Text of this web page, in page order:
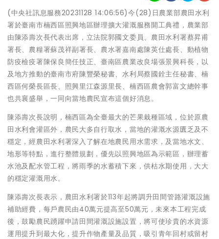
(中央社訊息服務20231128 14:06:56)今(28)日農業部農田水利
署於臺南市楠西區照興地區辦理擴大灌溉服務開工典禮，農業部
由陳添壽次長代表出席，立法院郭國文委員、農田水利署蔡昇甫
署長、農糧署蘇茂祥副署長、農水署嘉南處陳英仕處長、動植物
防疫檢疫署陳保良簡任技正、臺南區農業改良場張景興科長，以
及地方推動的臺南市府陳豐榮秘書、水利局蔡國銓主任秘書、楠
西區何榮長區長、照興里江森源里長、楠西區農會郭富文總幹事
也共襄盛舉，一同向當地農民宣布這個好消息。
陳添壽次長說明，楠西區為全臺最大的芒果栽種區域，位於原農
田水利會灌區外，農民大多自行取水，當地的灌溉水源匱乏及不
穩定，經農田水利署深入了解在地農民用水需求，及當地水文、
地形等特點，進行整體規劃，優先以照興地區為示範區，辦理蓄
水池及配水管工程，將雨季的水蓄積下來，供枯水期使用，大大
的穩定灌溉用水。
陳添壽次長表示，農田水利署於113年起將調升田間管路灌溉設施
補助經費，每戶農民由40萬元提高至50萬元，未來本工程完成
後，鼓勵農民踴躍申請田間灌溉設施設置，將可使珍貴的水資源
運用提升到最大化，提升作物產量及品質，吸引青年回村或留村